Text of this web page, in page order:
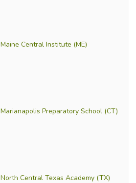
Maine Central Institute (ME)
Marianapolis Preparatory School (CT)
North Central Texas Academy (TX)